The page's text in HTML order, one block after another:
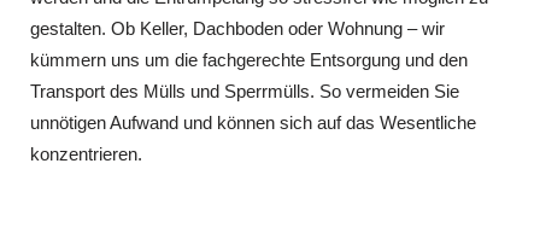
gestalten. Ob Keller, Dachboden oder Wohnung – wir
kümmern uns um die fachgerechte Entsorgung und den
Transport des Mülls und Sperrmülls. So vermeiden Sie
unnötigen Aufwand und können sich auf das Wesentliche
konzentrieren.